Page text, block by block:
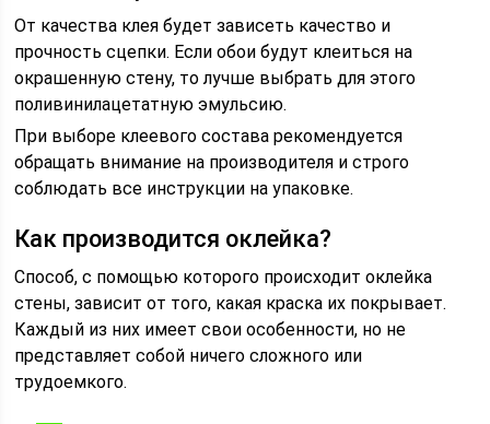
От качества клея будет зависеть качество и
прочность сцепки. Если обои будут клеиться на
окрашенную стену, то лучше выбрать для этого
поливинилацетатную эмульсию.
При выборе клеевого состава рекомендуется
обращать внимание на производителя и строго
соблюдать все инструкции на упаковке.
Как производится оклейка?
Способ, с помощью которого происходит оклейка
стены, зависит от того, какая краска их покрывает.
Каждый из них имеет свои особенности, но не
представляет собой ничего сложного или
трудоемкого.